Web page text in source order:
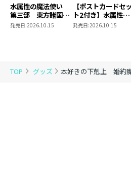
TOP グッズ 本好きの下剋上 婚約
水属性の魔法使い
第三部 東方諸国編
8 同時発売まとめ
発売日:2026.10.15
【ポストカードセッ
ト2付き】水属性の
魔法使い 第三部
発売日:2026.10.15